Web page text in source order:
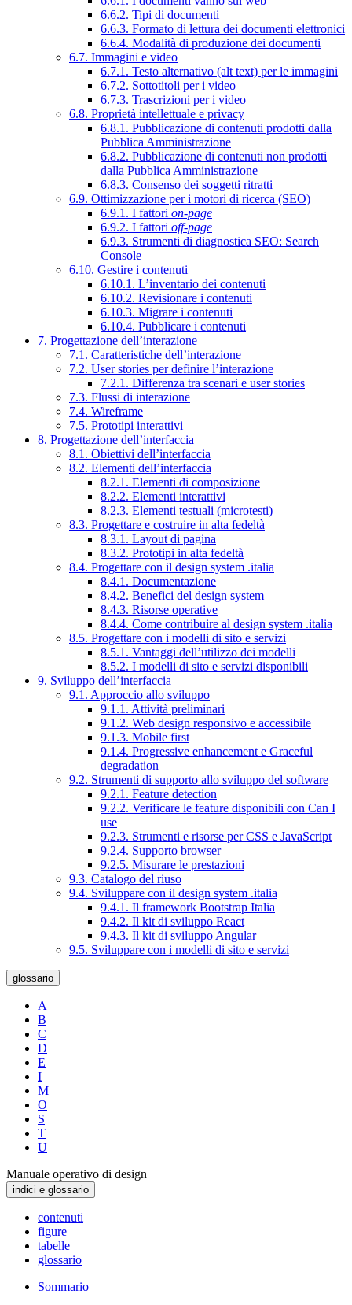
6.6.2. Tipi di documenti
6.6.3. Formato di lettura dei documenti elettronici
6.6.4. Modalità di produzione dei documenti
6.7. Immagini e video
6.7.1. Testo alternativo (alt text) per le immagini
6.7.2. Sottotitoli per i video
6.7.3. Trascrizioni per i video
6.8. Proprietà intellettuale e privacy
6.8.1. Pubblicazione di contenuti prodotti dalla
Pubblica Amministrazione
6.8.2. Pubblicazione di contenuti non prodotti
dalla Pubblica Amministrazione
6.8.3. Consenso dei soggetti ritratti
6.9. Ottimizzazione per i motori di ricerca (SEO)
6.9.1. I fattori on-page
6.9.2. I fattori off-page
6.9.3. Strumenti di diagnostica SEO: Search
Console
6.10. Gestire i contenuti
6.10.1. L’inventario dei contenuti
6.10.2. Revisionare i contenuti
6.10.3. Migrare i contenuti
6.10.4. Pubblicare i contenuti
7. Progettazione dell’interazione
7.1. Caratteristiche dell’interazione
7.2. User stories per definire l’interazione
7.2.1. Differenza tra scenari e user stories
7.3. Flussi di interazione
7.4. Wireframe
7.5. Prototipi interattivi
8. Progettazione dell’interfaccia
8.1. Obiettivi dell’interfaccia
8.2. Elementi dell’interfaccia
8.2.1. Elementi di composizione
8.2.2. Elementi interattivi
8.2.3. Elementi testuali (microtesti)
8.3. Progettare e costruire in alta fedeltà
8.3.1. Layout di pagina
8.3.2. Prototipi in alta fedeltà
8.4. Progettare con il design system .italia
8.4.1. Documentazione
8.4.2. Benefici del design system
8.4.3. Risorse operative
8.4.4. Come contribuire al design system .italia
8.5. Progettare con i modelli di sito e servizi
8.5.1. Vantaggi dell’utilizzo dei modelli
8.5.2. I modelli di sito e servizi disponibili
9. Sviluppo dell’interfaccia
9.1. Approccio allo sviluppo
9.1.1. Attività preliminari
9.1.2. Web design responsivo e accessibile
9.1.3. Mobile first
9.1.4. Progressive enhancement e Graceful
degradation
9.2. Strumenti di supporto allo sviluppo del software
9.2.1. Feature detection
9.2.2. Verificare le feature disponibili con Can I
use
9.2.3. Strumenti e risorse per CSS e JavaScript
9.2.4. Supporto browser
9.2.5. Misurare le prestazioni
9.3. Catalogo del riuso
9.4. Sviluppare con il design system .italia
9.4.1. Il framework Bootstrap Italia
9.4.2. Il kit di sviluppo React
9.4.3. Il kit di sviluppo Angular
9.5. Sviluppare con i modelli di sito e servizi
glossario
A
B
C
D
E
I
M
O
S
T
U
Manuale operativo di design
indici e glossario
contenuti
figure
tabelle
glossario
Sommario